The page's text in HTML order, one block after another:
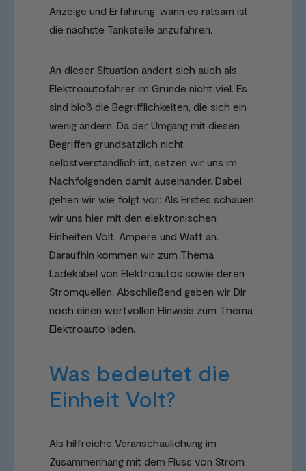
Anzeige und Erfahrung, wann es ratsam ist,
die nächste Tankstelle anzufahren.
An dieser Situation ändert sich auch als
Elektroautofahrer im Grunde nicht viel. Es
sind bloß die Begrifflichkeiten, die sich ein
wenig ändern. Da der Umgang mit diesen
Begriffen grundsätzlich nicht
selbstverständlich ist, setzen wir uns im
Nachfolgenden damit auseinander. Dabei
gehen wir wie folgt vor: Als Erstes schauen
wir uns hier mit den elektronischen
Einheiten Volt, Ampere und Watt an.
Daraufhin kommen wir zum Thema
Ladekabel von Elektroautos sowie deren
Stromquellen. Abschließend geben wir Dir
noch einen wertvollen Hinweis zum Thema
Elektroauto laden.
Was bedeutet die
Einheit Volt?
Als hilfreiche Veranschaulichung im
Zusammenhang mit dem Fluss von Strom